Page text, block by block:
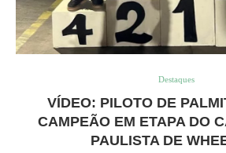
Destaques
VÍDEO: PILOTO DE
CAMPEÃO EM ETAPA DO
PAULISTA DE